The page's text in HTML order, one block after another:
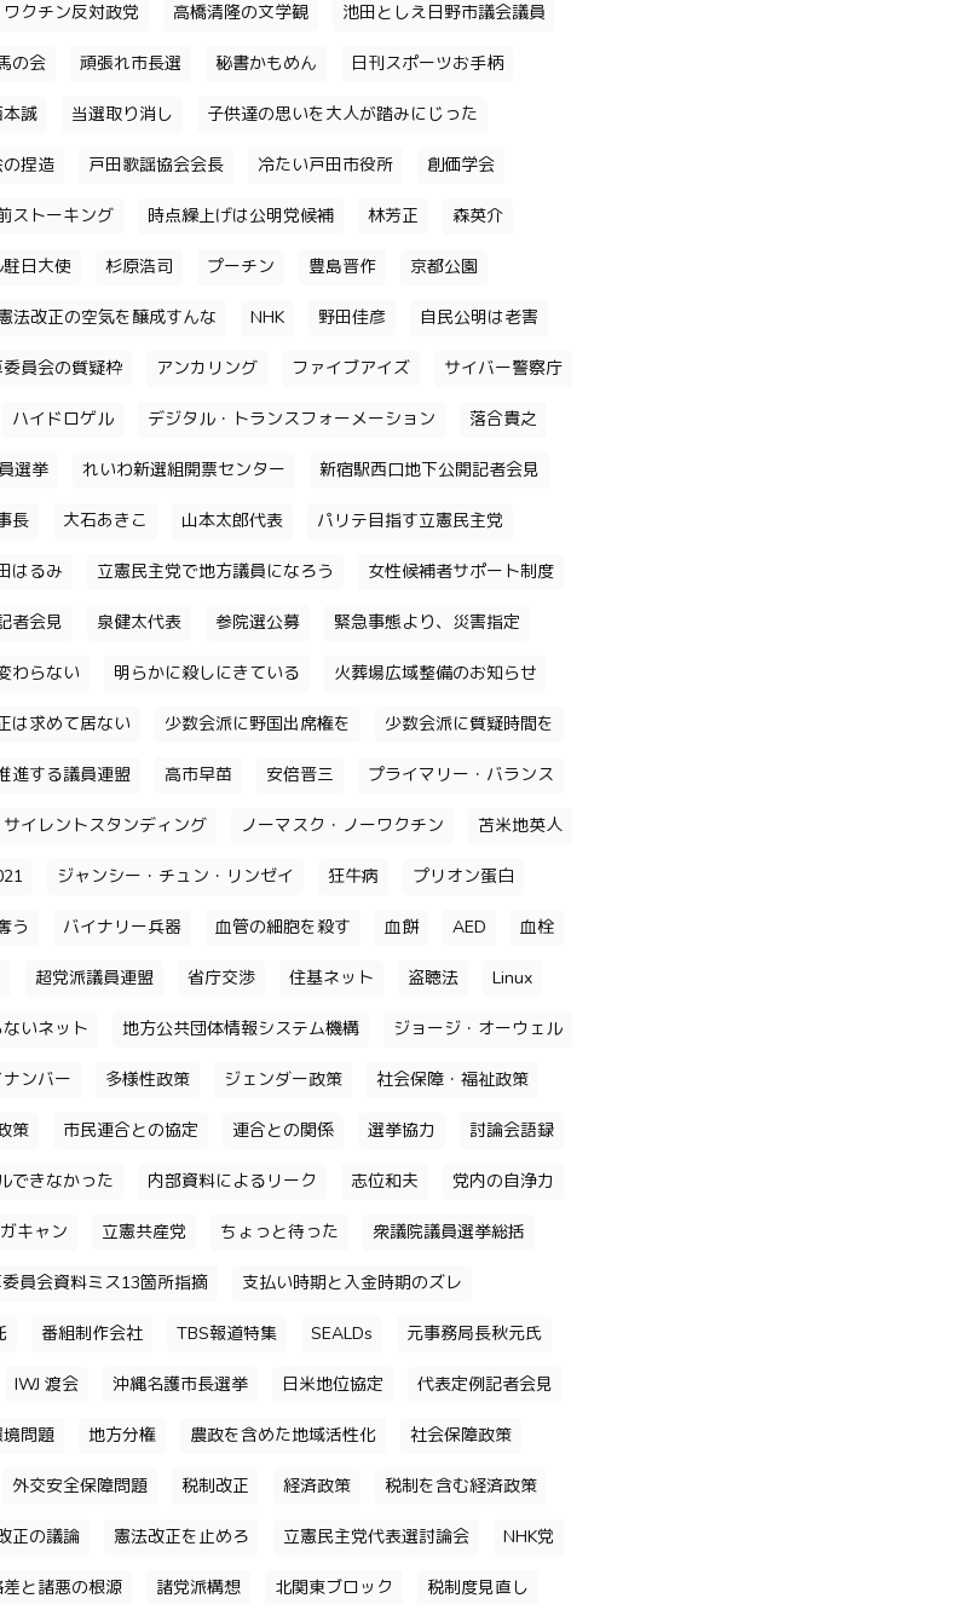
ワクチン反対政党 高橋清隆の文学観 池田としえ日野市議会議員
の会 頑張れ市長選 秘書かもめん 日刊スポーツお手柄
本誠 当選取り消し 子供達の思いを大人が踏みにじった
捏造 戸田歌謡協会会長 冷たい戸田市役所 創価学会
ストーキング 時点繰上げは公明党候補 林芳正 森英介
日大使 杉原浩司 プーチン 豊島晋作 京都公園
法改正の空気を醸成すんな NHK 野田佳彦 自民公明は老害
委員会の質疑枠 アンカリング ファイブアイズ サイバー警察庁
ハイドロゲル デジタル・トランスフォーメーション 落合貴之
選挙 れいわ新選組開票センター 新宿駅西口地下公開記者会見
長 大石あきこ 山本太郎代表 パリテ目指す立憲民主党
はるみ 立憲民主党で地方議員になろう 女性候補者サポート制度
者会見 泉健太代表 参院選公募 緊急事態より、災害指定
わらない 明らかに殺しにきている 火葬場広域整備のお知らせ
は求めて居ない 少数会派に野国出席権を 少数会派に質疑時間を
進する議員連盟 高市早苗 安倍晋三 プライマリー・バランス
サイレントスタンディング ノーマスク・ノーワクチン 苫米地英人
ジャンシー・チュン・リンゼイ 狂牛病 プリオン蛋白
う バイナリー兵器 血管の細胞を殺す 血餅 AED 血栓
超党派議員連盟 省庁交渉 住基ネット 盗聴法 Linux
いネット 地方公共団体情報システム機構 ジョージ・オーウェル
ンバー 多様性政策 ジェンダー政策 社会保障・福祉政策
策 市民連合との協定 連合との関係 選挙協力 討論会語録
できなかった 内部資料によるリーク 志位和夫 党内の自浄力
キャン 立憲共産党 ちょっと待った 衆議院議員選挙総括
員会資料ミス13箇所指摘 支払い時期と入金時期のズレ
番組制作会社 TBS報道特集 SEALDs 元事務局長秋元氏
IWJ 渡会 沖縄名護市長選挙 日米地位協定 代表定例記者会見
問題 地方分権 農政を含めた地域活性化 社会保障政策
外交安全保障問題 税制改正 経済政策 税制を含む経済政策
正の議論 憲法改正を止めろ 立憲民主党代表選討論会 NHK党
と諸悪の根源 諸党派構想 北関東ブロック 税制度見直し